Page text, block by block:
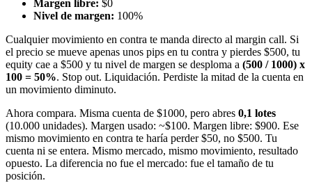
Margen libre: $0
Nivel de margen: 100%
Cualquier movimiento en contra te manda directo al margin call. Si
el precio se mueve apenas unos pips en tu contra y pierdes $500, tu
equity cae a $500 y tu nivel de margen se desploma a (500 / 1000) x
100 = 50%. Stop out. Liquidación. Perdiste la mitad de la cuenta en
un movimiento diminuto.
Ahora compara. Misma cuenta de $1000, pero abres 0,1 lotes
(10.000 unidades). Margen usado: ~$100. Margen libre: $900. Ese
mismo movimiento en contra te haría perder $50, no $500. Tu
cuenta ni se entera. Mismo mercado, mismo movimiento, resultado
opuesto. La diferencia no fue el mercado: fue el tamaño de tu
posición.